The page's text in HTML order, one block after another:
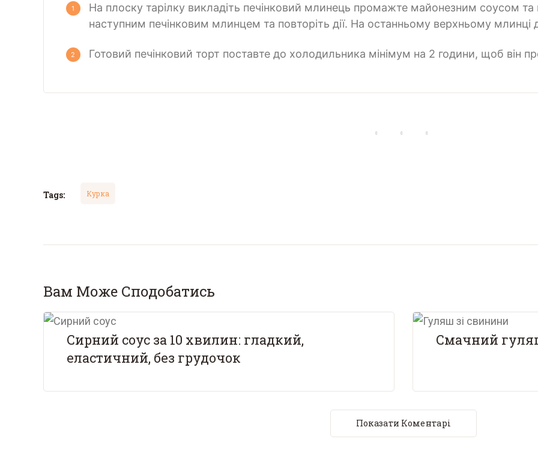
На плоску тарілку викладіть печінковий млинець промажте майонезним соусом
наступним печінковим млинцем та повторіть дії. На останньому верхньому млинці
Готовий печінковий торт поставте до холодильника мінімум на 2 години, щоб він
Tags: Курка
Вам Може Сподобатись
Сирний соус за 10 хвилин: гладкий,
еластичний, без грудочок
Смачний
Показати Коментарі